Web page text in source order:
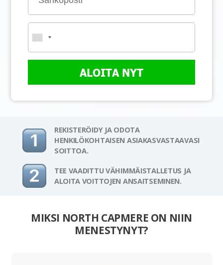
ALOITA NYT
REKISTERÖIDY JA ODOTA
HENKILÖKOHTAISEN ASIAKASVASTAAVASI
SOITTOA.
TEE VAADITTU VÄHIMMÄISTALLETUS JA
ALOITA VOITTOJEN ANSAITSEMINEN.
MIKSI NORTH CAPMERE ON NIIN
MENESTYNYT?